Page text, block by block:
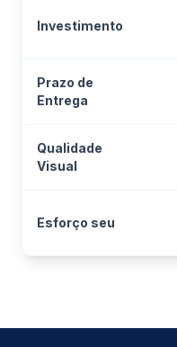
Investimento
Prazo de
Entrega
Qualidade
Visual
Esforço seu